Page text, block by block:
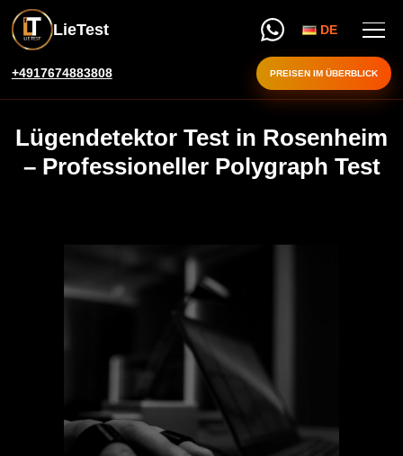
LieTest DE
+4917674883808 PREISEN IM ÜBERBLICK
Lügendetektor Test in Rosenheim
– Professioneller Polygraph Test